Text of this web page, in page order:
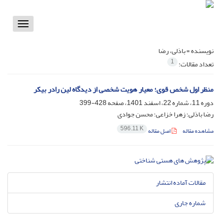
Toggle
نویسنده =باذلی، رضا
تعداد مقالات: 1
‌منظر اول شخص قوی؛ معیار هویت شخصی از دیدگاه لین رادر بیکر
دوره 11، شماره 22، اسفند 1401، صفحه
428-399
رضا باذلی؛ زهرا خزاعی؛ محسن جوادی
مشاهده مقاله اصل مقاله 596.11 K
مقالات آماده انتشار
شماره جاری